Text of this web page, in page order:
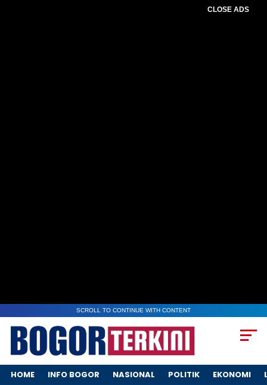
CLOSE ADS
SCROLL TO CONTINUE WITH CONTENT
HOME INFO BOGOR NASIONAL POLITIK EKONOMI